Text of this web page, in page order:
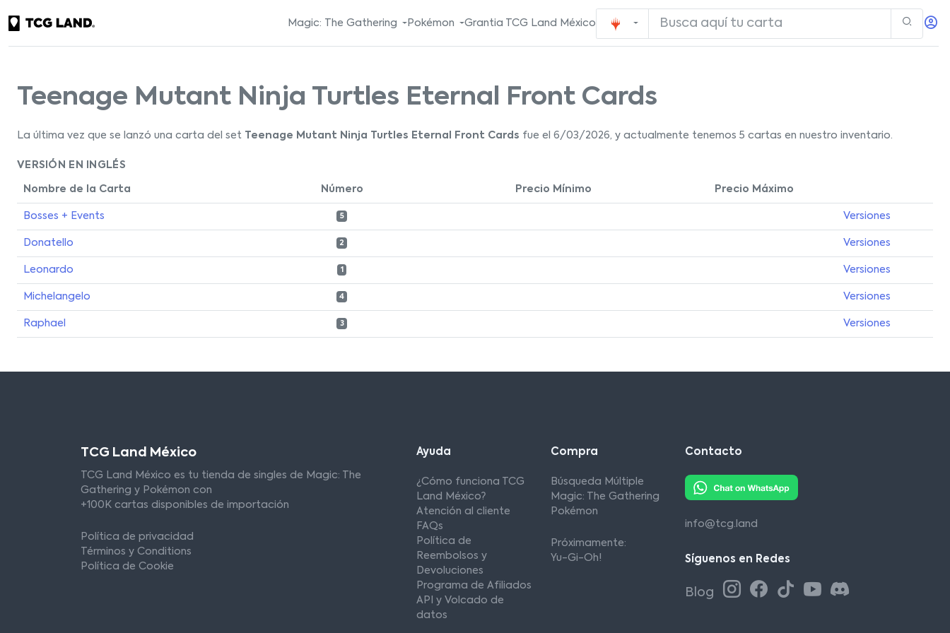
Magic: The Gathering Pokémon Grantia TCG Land México
Teenage Mutant Ninja Turtles Eternal Front Cards
La última vez que se lanzó una carta del set Teenage Mutant Ninja Turtles Eternal Front Cards fue el 6/03/2026, y actualmente tenemos 5 cartas en nuestro inventario.
VERSIÓN EN INGLÉS
Nombre de la Carta Número Precio Mínimo Precio Máximo
Bosses + Events 5 Versiones
Donatello 2 Versiones
Leonardo 1 Versiones
Michelangelo 4 Versiones
Raphael 3 Versiones
TCG Land México
TCG Land México es tu tienda de singles de Magic: The
Gathering y Pokémon con
+100K cartas disponibles de importación
Política de privacidad
Términos y Conditions
Política de Cookie
Ayuda
¿Cómo funciona TCG
Land México?
Atención al cliente
FAQs
Política de
Reembolsos y
Devoluciones
Programa de Afiliados
API y Volcado de
datos
Compra
Búsqueda Múltiple
Magic: The Gathering
Pokémon
Próximamente:
Yu-Gi-Oh!
Contacto
info@tcg.land
Síguenos en Redes
Blog